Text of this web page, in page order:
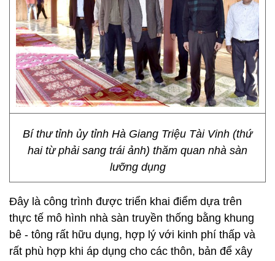
Bí thư tỉnh ủy tỉnh Hà Giang Triệu Tài Vinh (thứ
hai từ phải sang trái ảnh) thăm quan nhà sàn
lưỡng dụng
Đây là công trình được triển khai điểm dựa trên
thực tế mô hình nhà sàn truyền thống bằng khung
bê - tông rất hữu dụng, hợp lý với kinh phí thấp và
rất phù hợp khi áp dụng cho các thôn, bản để xây